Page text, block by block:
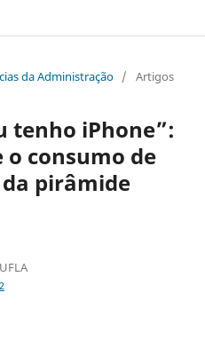
da Administração / Artigos
tenho iPhone”:
consumo de
pirâmide